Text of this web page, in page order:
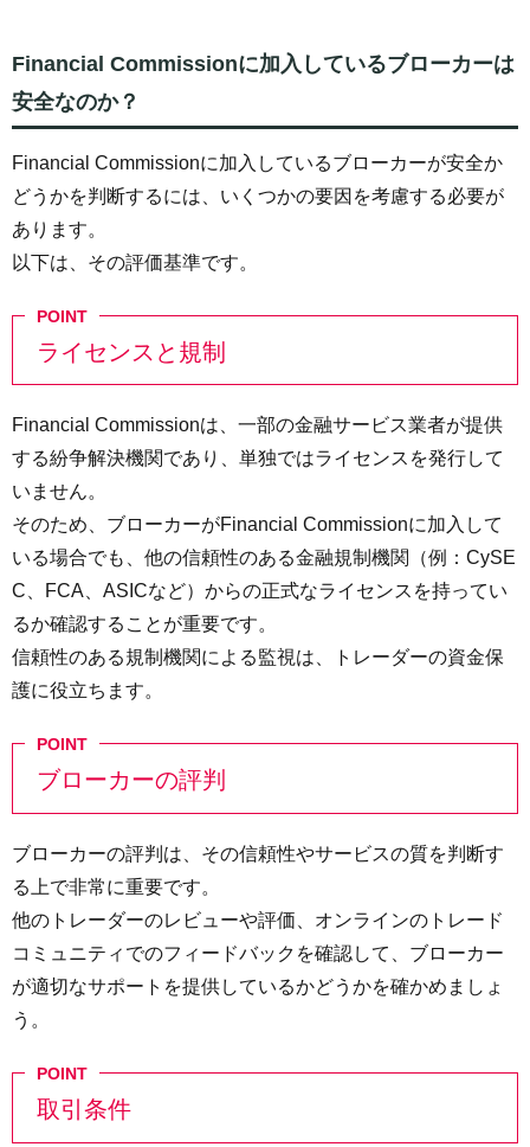
Financial Commissionに加入しているブローカーは
安全なのか？
Financial Commissionに加入しているブローカーが安全か
どうかを判断するには、いくつかの要因を考慮する必要が
あります。
以下は、その評価基準です。
ライセンスと規制
Financial Commissionは、一部の金融サービス業者が提供
する紛争解決機関であり、単独ではライセンスを発行して
いません。
そのため、ブローカーがFinancial Commissionに加入して
いる場合でも、他の信頼性のある金融規制機関（例：CySE
C、FCA、ASICなど）からの正式なライセンスを持ってい
るか確認することが重要です。
信頼性のある規制機関による監視は、トレーダーの資金保
護に役立ちます。
ブローカーの評判
ブローカーの評判は、その信頼性やサービスの質を判断す
る上で非常に重要です。
他のトレーダーのレビューや評価、オンラインのトレード
コミュニティでのフィードバックを確認して、ブローカー
が適切なサポートを提供しているかどうかを確かめましょ
う。
取引条件